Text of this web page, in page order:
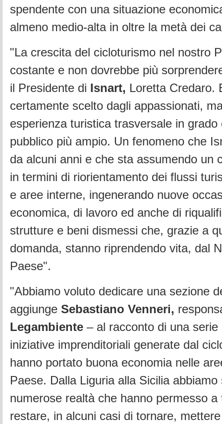
spendente con una situazione
almeno medio-alta in oltre la metà dei
"La crescita del cicloturismo nel nostro
costante e non dovrebbe più
il Presidente di Isnart, Loretta Credaro.
certamente scelto dagli appassionati,
esperienza turistica trasversale in grado
pubblico più ampio. Un fenomeno che
da alcuni anni e che sta assumendo un
in termini di riorientamento dei flussi
e aree interne, ingenerando nuove
economica, di lavoro ed anche di
strutture e beni dismessi che, grazie a
domanda, stanno riprendendo vita, dal
Paese".
"Abbiamo voluto dedicare una sezione
aggiunge Sebastiano Venneri,
Legambiente – al racconto di una serie
iniziative imprenditoriali generate dal
hanno portato buona economia nelle
Paese. Dalla Liguria alla Sicilia abbiamo
numerose realtà che hanno permesso a
restare, in alcuni casi di tornare,